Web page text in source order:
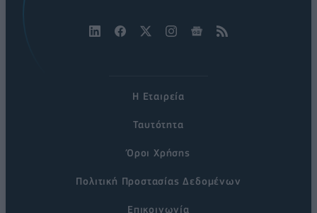
Η Εταιρεία
Ταυτότητα
Όροι Χρήσης
Πολιτική Προστασίας Δεδομένων
Επικοινωνία